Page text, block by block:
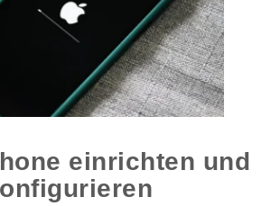
einrichten und